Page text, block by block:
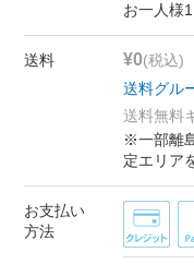
お一人様
送料 ¥0(税込)
送料グル
送料無料
※一部離
定エリア
お支払い
方法